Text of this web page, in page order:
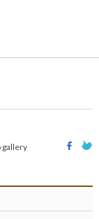
gallery